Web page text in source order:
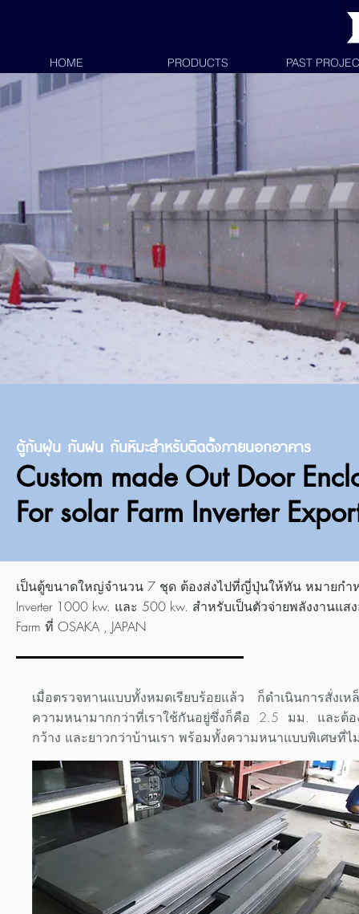
เป็นตู้ขนาดใหญ่จำนวน 7 ชุด ต้องส่งไปที่ญี่ปุ่นให้ทัน หมายกำ
Inverter 1000 kw. และ 500 kw. สำหรับเป็นตัวจ่ายพลังงานแส
Farm ที่ OSAKA , JAPAN
เมื่อตรวจทานแบบทั้งหมดเรียบร้อยแล้ว ก็ดำเนินการสั่ง
ความหนามากกว่าที่เราใช้กันอยู่ซึ่งก็คือ 2.5 มม. และต้อ
กว้าง และยาวกว่าบ้านเรา พร้อมทั้งความหนาแบบพิเศษที่ไ
ตู้กันฝุ่น กันฝน กันหิมะสำหรับติดตั้งภายนอกอาคาร
Custom made Out Door
For solar Farm Inverter
HOME PRODUCTS PAST